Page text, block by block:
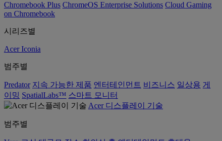
Chromebook Plus ChromeOS Enterprise Solutions Cloud Gaming
on Chromebook
시리즈별
Acer Iconia
범주별
Predator 지속 가능한 제품 엔터테인먼트 비즈니스 일상용 게
이밍 SpatialLabs™ 스마트 모니터
Acer 디스플레이 기술
범주별